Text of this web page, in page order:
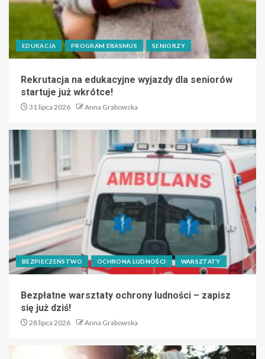
EDUKACJA PROGRAM ERASMUS SENIORZY
Rekrutacja na edukacyjne wyjazdy dla seniorów
startuje już wkrótce!
31 lipca 2026 Anna Grabowska
BEZPIECZEŃSTWO OCHRONA LUDNOŚCI WARSZTATY
Bezpłatne warsztaty ochrony ludności – zapisz
się już dziś!
28 lipca 2026 Anna Grabowska